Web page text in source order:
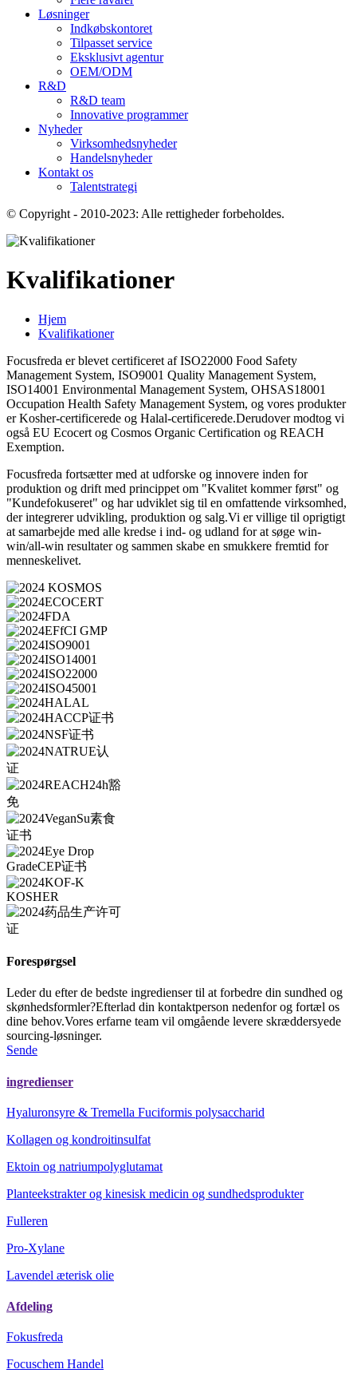
Løsninger
Indkøbskontoret
Tilpasset service
Eksklusivt agentur
OEM/ODM
R&D
R&D team
Innovative programmer
Nyheder
Virksomhedsnyheder
Handelsnyheder
Kontakt os
Talentstrategi
© Copyright - 2010-2023: Alle rettigheder forbeholdes.
Kvalifikationer
Hjem
Kvalifikationer
Focusfreda er blevet certificeret af ISO22000 Food Safety
Management System, ISO9001 Quality Management System,
ISO14001 Environmental Management System, OHSAS18001
Occupation Health Safety Management System, og vores produkter
er Kosher-certificerede og Halal-certificerede.Derudover modtog vi
også EU Ecocert og Cosmos Organic Certification og REACH
Exemption.
Focusfreda fortsætter med at udforske og innovere inden for
produktion og drift med princippet om "Kvalitet kommer først" og
"Kundefokuseret" og har udviklet sig til en omfattende virksomhed,
der integrerer udvikling, produktion og salg.Vi er villige til oprigtigt
at samarbejde med alle kredse i ind- og udland for at søge win-
win/all-win resultater og sammen skabe en smukkere fremtid for
menneskelivet.
Forespørgsel
Leder du efter de bedste ingredienser til at forbedre din sundhed og
skønhedsformler?Efterlad din kontaktperson nedenfor og fortæl os
dine behov.Vores erfarne team vil omgående levere skræddersyede
sourcing-løsninger.
Sende
ingredienser
Hyaluronsyre & Tremella Fuciformis polysaccharid
Kollagen og kondroitinsulfat
Ektoin og natriumpolyglutamat
Planteekstrakter og kinesisk medicin og sundhedsprodukter
Fulleren
Pro-Xylane
Lavendel æterisk olie
Afdeling
Fokusfreda
Focuschem Handel